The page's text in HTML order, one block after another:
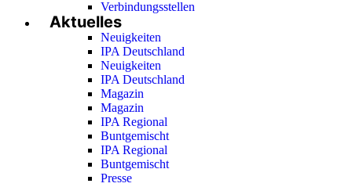
Verbindungsstellen
Aktuelles
Neuigkeiten
IPA Deutschland
Neuigkeiten
IPA Deutschland
Magazin
Magazin
IPA Regional
Buntgemischt
IPA Regional
Buntgemischt
Presse